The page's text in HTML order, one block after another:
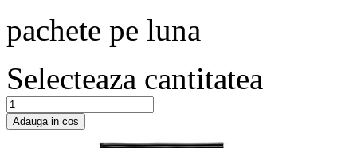
pachete pe luna
Selecteaza cantitatea
Adauga in cos